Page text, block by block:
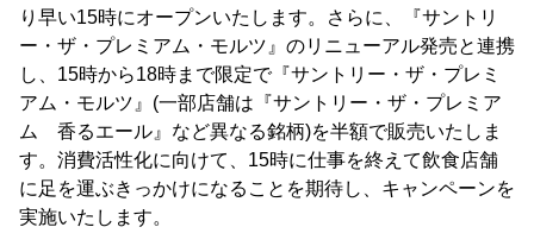
り早い15時にオープンいたします。さらに、『サントリ
ー・ザ・プレミアム・モルツ』のリニューアル発売と連携
し、15時から18時まで限定で『サントリー・ザ・プレミ
アム・モルツ』(一部店舗は『サントリー・ザ・プレミア
ム 香るエール』など異なる銘柄)を半額で販売いたしま
す。消費活性化に向けて、15時に仕事を終えて飲食店舗
に足を運ぶきっかけになることを期待し、キャンペーンを
実施いたします。